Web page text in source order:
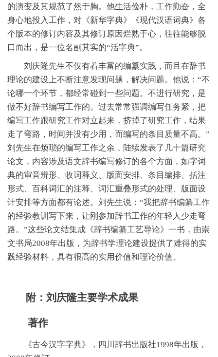
的演变及其规范了然于胸。他生活俭朴，工作勤奋，全
身心地投入工作，对《新华字典》《现代汉语词典》各
个版本的修订内容及其修订原因烂熟于心，往往能够脱
口而出，是一位名副其实的“活字典”。
刘庆隆先生不仅有着丰富的编纂实践，而且在辞书
理论的建设上不断注意发现问题，解决问题。他说：“不
论哪一个环节，都经常碰到一些问题。不进行研究，是
做不好辞书编写工作的。过去常常强调编写任务紧，把
编写工作跟研究工作对立起来，挤掉了研究工作，结果
走了弯路，时间并没有少用，而编写的条目质量不高。”
刘先生在烦琐的编写工作之余，陆续发表了几十篇研究
论文，内容涉及语文辞书编写修订的各个方面，如字词
典的审音辨形、收词释义、版面安排、条目编排、括注
形式、百科词汇的注释、词汇重叠形式的处理、版面设
计安排等方面都有论述。刘先生说：“我把辞书编纂工作
的经验教训写下来，让刚参加辞书工作的年轻人少走弯
路。”这些论文结集成《辞书编纂工艺导论》一书，由崇
文书局2008年出版，为辞书学理论建设提供了难得的实
践经验材料，具有很高的实用价值和理论价值。
附：刘庆隆主要学术成果
著作
《古今汉字字典》，四川辞书出版社1998年出版，